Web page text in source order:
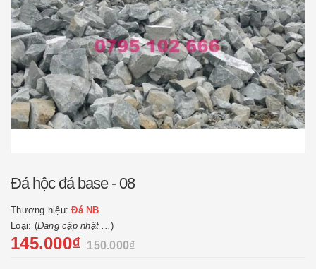
Đá hộc đá base - 08
Thương hiệu:Đá NB
Loại: (Đang cập nhật ...)
145.000₫ 150.000₫